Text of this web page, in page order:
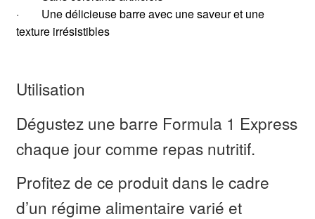
· Une délicieuse barre avec une saveur et une
texture irrésistibles
Utilisation
Dégustez une barre Formula 1 Express
chaque jour comme repas nutritif.
Profitez de ce produit dans le cadre
d’un régime alimentaire varié et